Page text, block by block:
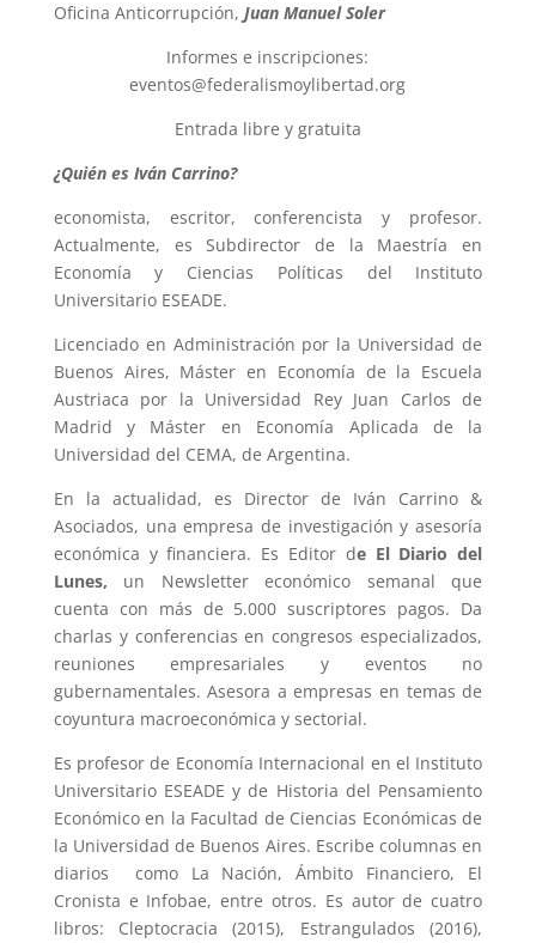
Oficina Anticorrupción, Juan Manuel Soler
Informes e inscripciones:
eventos@federalismoylibertad.org
Entrada libre y gratuita
¿Quién es Iván Carrino?
economista, escritor, conferencista y profesor.
Actualmente, es Subdirector de la Maestría en
Economía y Ciencias Políticas del Instituto
Universitario ESEADE.
Licenciado en Administración por la Universidad de
Buenos Aires, Máster en Economía de la Escuela
Austriaca por la Universidad Rey Juan Carlos de
Madrid y Máster en Economía Aplicada de la
Universidad del CEMA, de Argentina.
En la actualidad, es Director de Iván Carrino &
Asociados, una empresa de investigación y asesoría
económica y financiera. Es Editor de El Diario del
Lunes, un Newsletter económico semanal que
cuenta con más de 5.000 suscriptores pagos. Da
charlas y conferencias en congresos especializados,
reuniones empresariales y eventos no
gubernamentales. Asesora a empresas en temas de
coyuntura macroeconómica y sectorial.
Es profesor de Economía Internacional en el Instituto
Universitario ESEADE y de Historia del Pensamiento
Económico en la Facultad de Ciencias Económicas de
la Universidad de Buenos Aires. Escribe columnas en
diarios como La Nación, Ámbito Financiero, El
Cronista e Infobae, entre otros. Es autor de cuatro
libros: Cleptocracia (2015), Estrangulados (2016),